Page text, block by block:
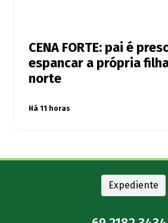
CENA FORTE: pai é
espancar a própria
norte
Há 11 horas
Expediente